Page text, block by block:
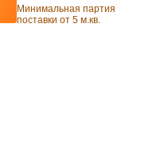
Минимальная партия
поставки от 5 м.кв.